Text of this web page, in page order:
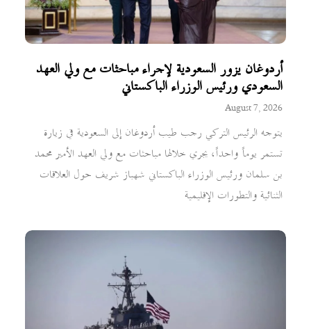
أردوغان يزور السعودية لإجراء مباحثات مع ولي العهد
السعودي ورئيس الوزراء الباكستاني
August 7, 2026
يتوجه الرئيس التركي رجب طيب أردوغان إلى السعودية في زيارة
تستمر يوماً واحداً، يجري خلالها مباحثات مع ولي العهد الأمير محمد
بن سلمان ورئيس الوزراء الباكستاني شهباز شريف حول العلاقات
الثنائية والتطورات الإقليمية